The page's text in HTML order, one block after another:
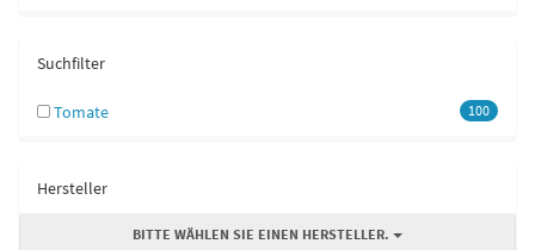
Suchfilter
100
Tomate
Hersteller
BITTE WÄHLEN SIE EINEN HERSTELLER.